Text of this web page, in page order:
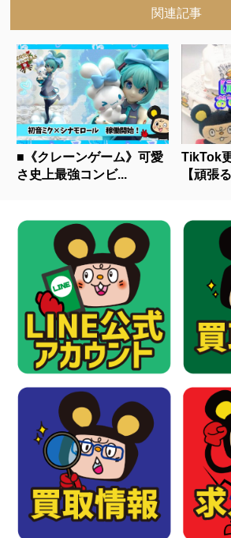
関連記事
■《クレーンゲーム》可愛
さ史上最強コンビ...
TikTok
【頑張